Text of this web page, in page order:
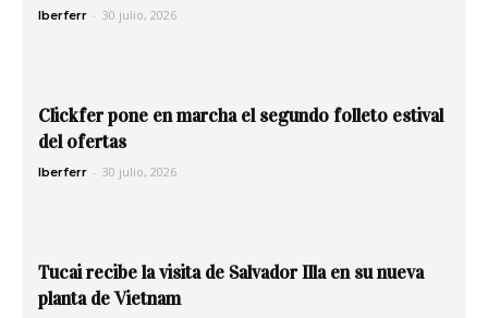
Iberferr - 30 julio, 2026
Clickfer pone en marcha el segundo folleto estival
del ofertas
Iberferr - 30 julio, 2026
Tucai recibe la visita de Salvador Illa en su nueva
planta de Vietnam